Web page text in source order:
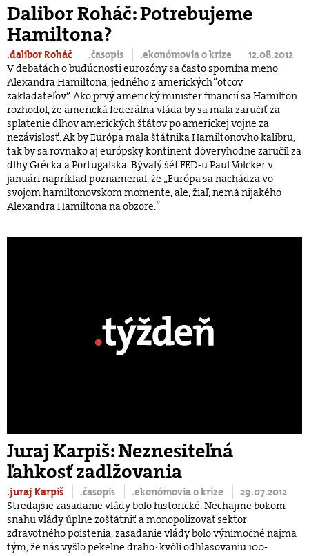
Dalibor Roháč: Potrebujeme
Hamiltona?
.dalibor Roháč .časopis .ekonómovia o kríze
12.08.2012
V debatách o budúcnosti eurozóny sa často spomína meno
Alexandra Hamiltona, jedného z amerických “otcov
zakladateľov”. Ako prvý americký minister financií sa Hamilton
rozhodol, že americká federálna vláda by sa mala zaručiť za
splatenie dlhov amerických štátov po americkej vojne za
nezávislosť. Ak by Európa mala štátnika Hamiltonovho kalibru,
tak by sa rovnako aj európsky kontinent dôveryhodne zaručil za
dlhy Grécka a Portugalska. Bývalý šéf FED-u Paul Volcker v
januári napríklad poznamenal, že „Európa sa nachádza vo
svojom hamiltonovskom momente, ale, žiaľ, nemá nijakého
Alexandra Hamiltona na obzore.“
Juraj Karpiš: Neznesiteľná
ľahkosť zadlžovania
.juraj Karpiš .časopis .ekonómovia o kríze
29.07.2012
Stredajšie zasadanie vlády bolo historické. Nechajme bokom
snahu vlády úplne zoštátniť a monopolizovať sektor
zdravotného poistenia, zasadanie vlády bolo výnimočné najmä
tým, že nás vyšlo pekelne draho: kvôli odhlasovaniu 100-